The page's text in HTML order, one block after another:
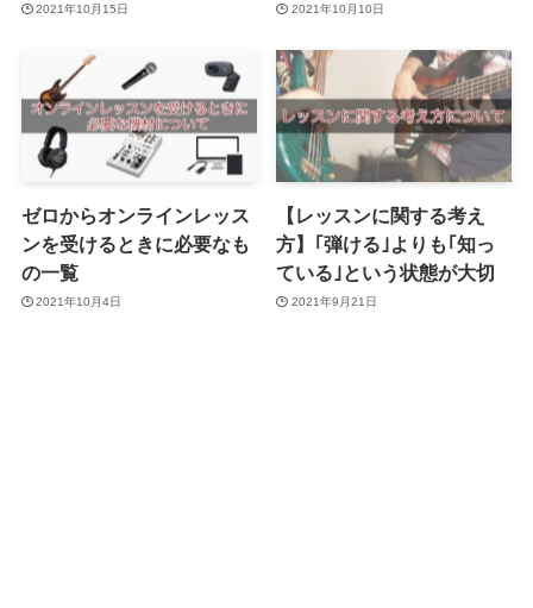
2021年10月15日 2021年10月10日
ゼロからオンラインレッス
ンを受けるときに必要なも
の一覧
2021年10月4日
【レッスンに関する考え
方】｢弾ける｣よりも｢知っ
ている｣という状態が大切
2021年9月21日